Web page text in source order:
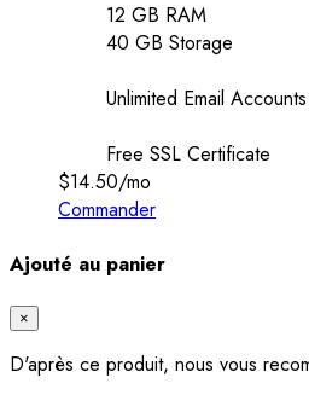
12 GB RAM
40 GB Storage
Unlimited Email Accounts
Free SSL Certificate
$14.50/mo
Commander
Ajouté au panier
×
D'après ce produit, nous vous